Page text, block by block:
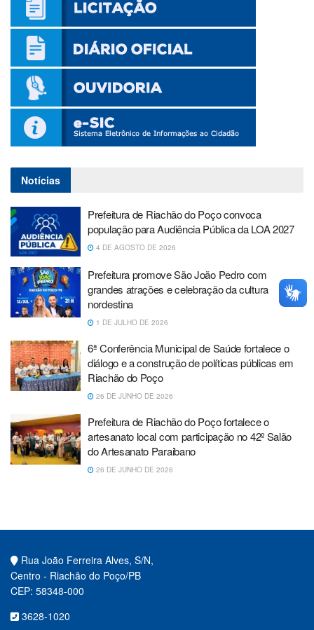
Notícias
Prefeitura de Riachão do Poço convoca
população para Audiência Pública da LOA 2027
4 DE AGOSTO DE 2026
Prefeitura promove São João Pedro com
grandes atrações e celebração da cultura
nordestina
1 DE JULHO DE 2026
6ª Conferência Municipal de Saúde fortalece o
diálogo e a construção de políticas públicas em
Riachão do Poço
26 DE JUNHO DE 2026
Prefeitura de Riachão do Poço fortalece o
artesanato local com participação no 42º Salão
do Artesanato Paraibano
26 DE JUNHO DE 2026
Rua João Ferreira Alves, S/N,
Centro - Riachão do Poço/PB
CEP: 58348-000
3628-1020